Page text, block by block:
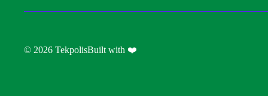
© 2026 TekpolisBuilt with ❤️